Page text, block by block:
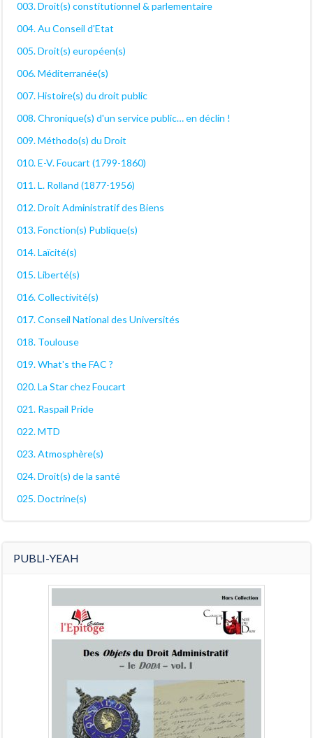
003. Droit(s) constitutionnel & parlementaire
004. Au Conseil d'Etat
005. Droit(s) européen(s)
006. Méditerranée(s)
007. Histoire(s) du droit public
008. Chronique(s) d'un service public… en déclin !
009. Méthodo(s) du Droit
010. E-V. Foucart (1799-1860)
011. L. Rolland (1877-1956)
012. Droit Administratif des Biens
013. Fonction(s) Publique(s)
014. Laïcité(s)
015. Liberté(s)
016. Collectivité(s)
017. Conseil National des Universités
018. Toulouse
019. What's the FAC ?
020. La Star chez Foucart
021. Raspail Pride
022. MTD
023. Atmosphère(s)
024. Droit(s) de la santé
025. Doctrine(s)
PUBLI-YEAH